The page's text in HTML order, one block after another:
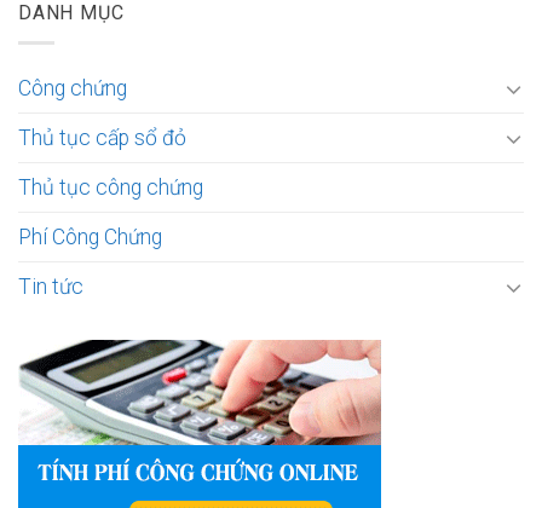
DANH MỤC
Công chứng
Thủ tục cấp sổ đỏ
Thủ tục công chứng
Phí Công Chứng
Tin tức